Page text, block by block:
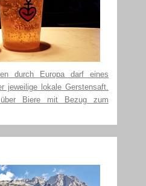
durch Europa darf eines
jeweilige lokale Gerstensaft.
Biere mit Bezug zum